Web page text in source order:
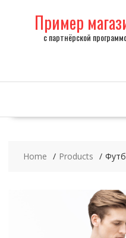
Пример
с партнёрской
Home Products